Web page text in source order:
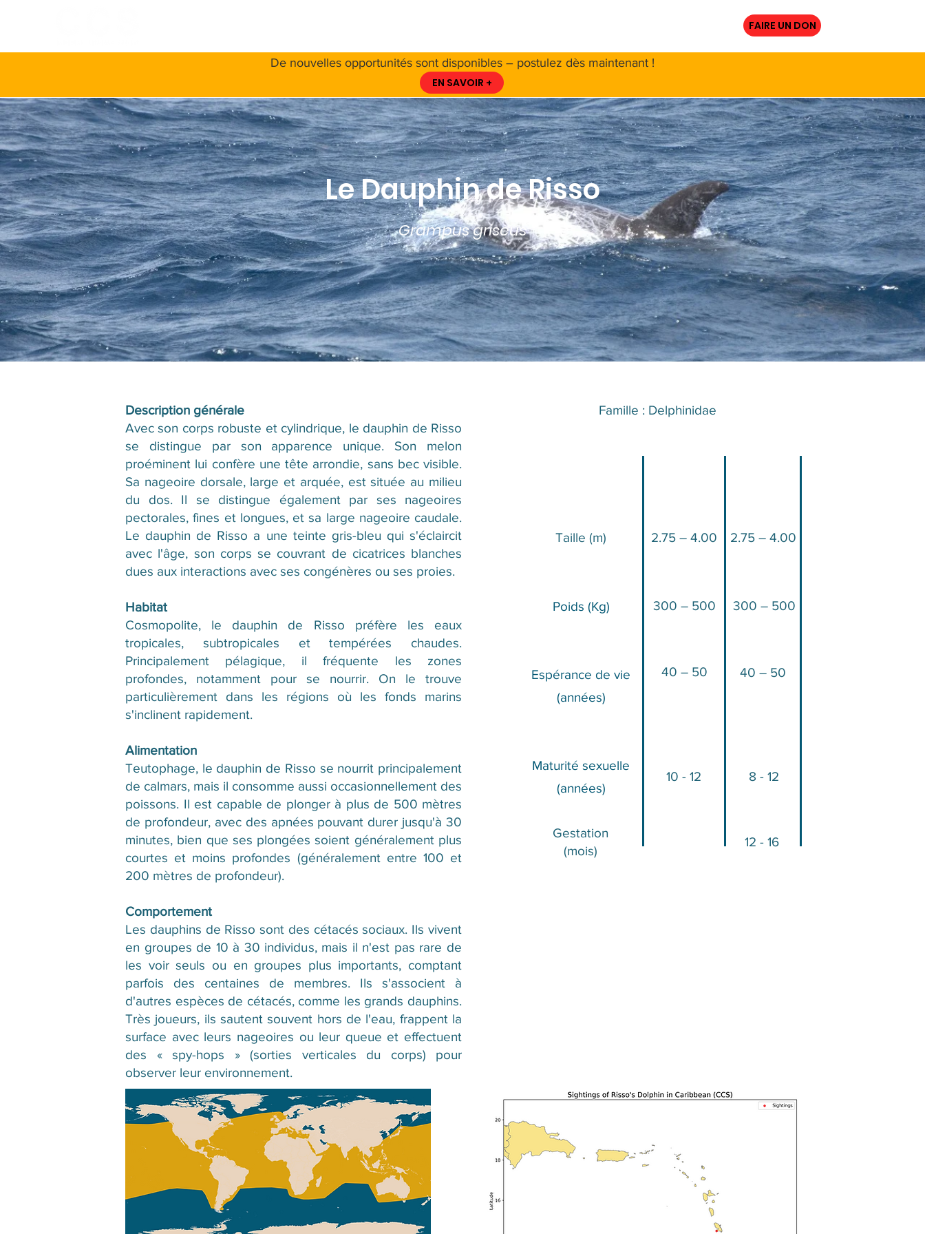
FAIRE UN DON
De nouvelles opportunités sont disponibles – postulez dès maintenant !
EN SAVOIR +
Le Dauphin de Risso
Grampus griseus
Description générale
Avec son corps robuste et cylindrique, le dauphin de Risso
se distingue par son apparence unique. Son melon
proéminent lui confère une tête arrondie, sans bec visible.
Sa nageoire dorsale, large et arquée, est située au milieu
du dos. Il se distingue également par ses nageoires
pectorales, fines et longues, et sa large nageoire caudale.
Le dauphin de Risso a une teinte gris-bleu qui s'éclaircit
avec l'âge, son corps se couvrant de cicatrices blanches
dues aux interactions avec ses congénères ou ses proies.
Habitat
Cosmopolite, le dauphin de Risso préfère les eaux
tropicales, subtropicales et tempérées chaudes.
Principalement pélagique, il fréquente les zones
profondes, notamment pour se nourrir. On le trouve
particulièrement dans les régions où les fonds marins
s'inclinent rapidement.
Alimentation
Teutophage, le dauphin de Risso se nourrit principalement
de calmars, mais il consomme aussi occasionnellement des
poissons. Il est capable de plonger à plus de 500 mètres
de profondeur, avec des apnées pouvant durer jusqu'à 30
minutes, bien que ses plongées soient généralement plus
courtes et moins profondes (généralement entre 100 et
200 mètres de profondeur).
Comportement
Les dauphins de Risso sont des cétacés sociaux. Ils vivent
en groupes de 10 à 30 individus, mais il n'est pas rare de
les voir seuls ou en groupes plus importants, comptant
parfois des centaines de membres. Ils s'associent à
d'autres espèces de cétacés, comme les grands dauphins.
Très joueurs, ils sautent souvent hors de l'eau, frappent la
surface avec leurs nageoires ou leur queue et effectuent
des « spy-hops » (sorties verticales du corps) pour
observer leur environnement.
Famille : Delphinidae​​
Taille (m)​​
Poids (Kg)
Espérance de vie
(années)
Maturité sexuelle
(années)
Gestation
(mois)
2.75 – 4.00
300 – 500
40 – 50
10 - 12
2.75 – 4.00
300 – 500
40 – 50
8 - 12
12 - 16